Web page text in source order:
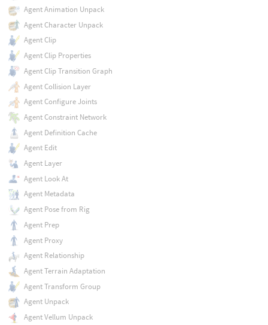
Agent Animation Unpack
Agent Character Unpack
Agent Clip
Agent Clip Properties
Agent Clip Transition Graph
Agent Collision Layer
Agent Configure Joints
Agent Constraint Network
Agent Definition Cache
Agent Edit
Agent Layer
Agent Look At
Agent Metadata
Agent Pose from Rig
Agent Prep
Agent Proxy
Agent Relationship
Agent Terrain Adaptation
Agent Transform Group
Agent Unpack
Agent Vellum Unpack